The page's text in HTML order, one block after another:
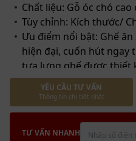
Chất liệu: Gỗ óc chó cao
Tùy chỉnh: Kích thước/
Ưu điểm nổi bật: Ghế ăn
hiện đại, cuốn hút ngay
tựa lưng ghế được thiết
vừa phải. Mặt ghế chế
cong vừa đủ, khi ngồi
cả thời gian ăn có kéo
Bảo hành 2 năm
YÊU CẦU TƯ VẤN
Thông tin chi tiết nhất
TƯ VẤN NHANH